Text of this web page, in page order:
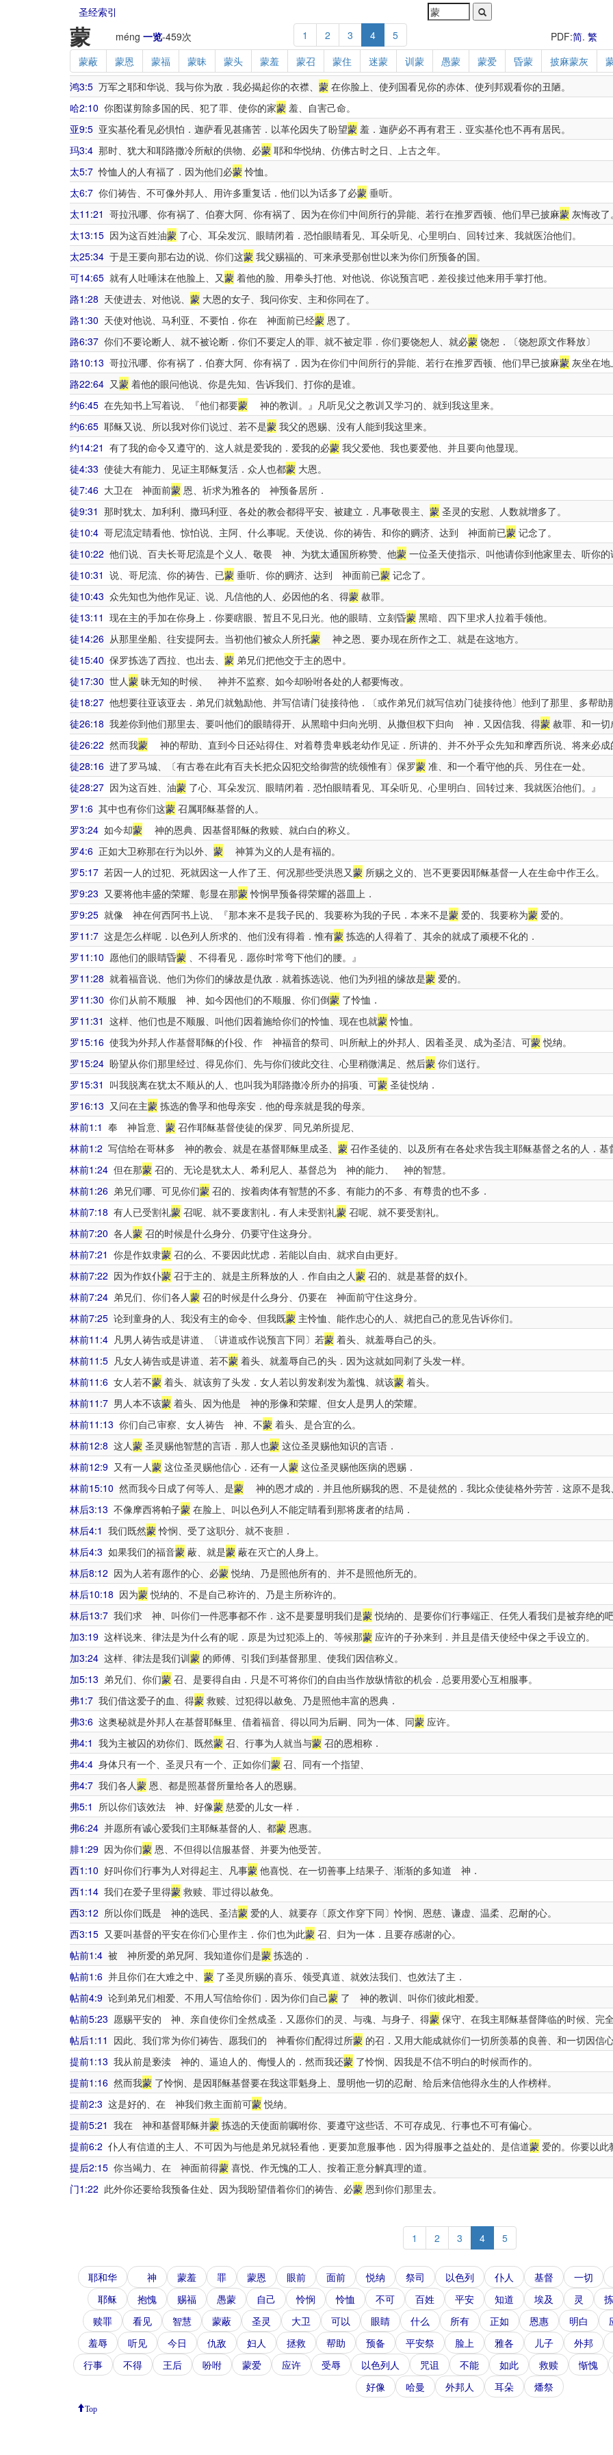
圣经索引
蒙 méng 一览-459次 1 2 3 4 5 PDF:简. 繁
蒙蔽
蒙恩 蒙福 蒙昧 蒙头 蒙羞 蒙召 蒙住 迷蒙 训蒙 愚蒙 蒙爱 昏蒙 披麻蒙灰
鸿3:5 万军之耶和华说、我与你为敌．我必揭起你的衣襟、 蒙 在你脸上、使列国看见你的赤体、使列邦观看你的丑陋。
哈2:10 你图谋剪除多国的民、犯了罪、使你的家蒙 羞、自害己命。
亚9:5 亚实基伦看见必惧怕．迦萨看见甚痛苦．以革伦因失了盼望蒙 羞．迦萨必不再有君王．亚实基伦也不再有居民。
玛3:4 那时、犹大和耶路撒冷所献的供物、必蒙 耶和华悦纳、仿佛古时之日、上古之年。
太5:7 怜恤人的人有福了．因为他们必蒙怜恤。
太6:7 你们祷告、不可像外邦人、用许多重复话．他们以为话多了必蒙 垂听。
太11:21 哥拉汛哪、你有祸了、伯赛大阿、你有祸了、因为在你们中间所行的异能、若行在推罗西顿、他们早已披麻蒙 灰悔改了
太13:15 因为这百姓油蒙 了心、耳朵发沉、眼睛闭着．恐怕眼睛看见、耳朵听见、心里明白、回转过来、我就医治他们。
太25:34 于是王要向那右边的说、你们这蒙 我父赐福的、可来承受那创世以来为你们所预备的国。
可14:65 就有人吐唾沫在他脸上、又蒙 着他的脸、用拳头打他、对他说、你说预言吧．差役接过他来用手掌打他。
路1:28 天使进去、对他说、 蒙 大恩的女子、我问你安、主和你同在了。
路1:30 天使对他说、马利亚、不要怕．你在 神面前已经蒙 恩了。
路6:37 你们不要论断人、就不被论断．你们不要定人的罪、就不被定罪．你们要饶恕人、就必蒙 饶恕．〔饶恕原文作释放〕
路10:13 哥拉汛哪、你有祸了．伯赛大阿、你有祸了．因为在你们中间所行的异能、若行在推罗西顿、他们早已披麻蒙 灰坐在
路22:64 又蒙 着他的眼问他说、你是先知、告诉我们、打你的是谁。
约6:45 在先知书上写着说、『他们都要蒙 神的教训。』凡听见父之教训又学习的、就到我这里来。
约6:65 耶稣又说、所以我对你们说过、若不是蒙 我父的恩赐、没有人能到我这里来。
约14:21 有了我的命令又遵守的、这人就是爱我的．爱我的必蒙 我父爱他、我也要爱他、并且要向他显现。
徒4:33 使徒大有能力、见证主耶稣复活．众人也都蒙 大恩。
徒7:46 大卫在 神面前蒙 恩、祈求为雅各的 神预备居所．
徒9:31 那时犹太、加利利、撒玛利亚、各处的教会都得平安、被建立．凡事敬畏主、 蒙 圣灵的安慰、人数就增多了。
徒10:4 哥尼流定睛看他、惊怕说、主阿、什么事呢。天使说、你的祷告、和你的赒济、达到 神面前已蒙 记念了。
徒10:22 他们说、百夫长哥尼流是个义人、敬畏 神、为犹太通国所称赞、他蒙 一位圣天使指示、叫他请你到他家里去、听你的
徒10:31 说、哥尼流、你的祷告、已蒙 垂听、你的赒济、达到 神面前已蒙 记念了。
徒10:43 众先知也为他作见证、说、凡信他的人、必因他的名、得蒙 赦罪。
徒13:11 现在主的手加在你身上．你要瞎眼、暂且不见日光。他的眼睛、立刻昏蒙 黑暗、四下里求人拉着手领他。
徒14:26 从那里坐船、往安提阿去。当初他们被众人所托蒙 神之恩、要办现在所作之工、就是在这地方。
徒15:40 保罗拣选了西拉、也出去、 蒙 弟兄们把他交于主的恩中。
徒17:30 世人蒙 昧无知的时候、 神并不监察、如今却吩咐各处的人都要悔改。
徒18:27 他想要往亚该亚去．弟兄们就勉励他、并写信请门徒接待他．〔或作弟兄们就写信劝门徒接待他〕他到了那里、多帮助
徒26:18 我差你到他们那里去、要叫他们的眼睛得开、从黑暗中归向光明、从撒但权下归向 神．又因信我、得蒙 赦罪、和一
徒26:22 然而我蒙 神的帮助、直到今日还站得住、对着尊贵卑贱老幼作见证．所讲的、并不外乎众先知和摩西所说、将来必成
徒28:16 进了罗马城、〔有古卷在此有百夫长把众囚犯交给御营的统领惟有〕保罗蒙 准、和一个看守他的兵、另住在一处。
徒28:27 因为这百姓、油蒙 了心、耳朵发沉、眼睛闭着．恐怕眼睛看见、耳朵听见、心里明白、回转过来、我就医治他们。』
罗1:6 其中也有你们这蒙 召属耶稣基督的人。
罗3:24 如今却蒙 神的恩典、因基督耶稣的救赎、就白白的称义。
罗4:6 正如大卫称那在行为以外、 蒙 神算为义的人是有福的。
罗5:17 若因一人的过犯、死就因这一人作了王、何况那些受洪恩又蒙 所赐之义的、岂不更要因耶稣基督一人在生命中作王么。
罗9:23 又要将他丰盛的荣耀、彰显在那蒙怜悯早预备得荣耀的器皿上．
罗9:25 就像 神在何西阿书上说、『那本来不是我子民的、我要称为我的子民．本来不是蒙 爱的、我要称为蒙 爱的。
罗11:7 这是怎么样呢．以色列人所求的、他们没有得着．惟有蒙 拣选的人得着了、其余的就成了顽梗不化的．
罗11:10 愿他们的眼睛昏蒙 、不得看见．愿你时常弯下他们的腰。』
罗11:28 就着福音说、他们为你们的缘故是仇敌．就着拣选说、他们为列祖的缘故是蒙 爱的。
罗11:30 你们从前不顺服 神、如今因他们的不顺服、你们倒蒙 了怜恤．
罗11:31 这样、他们也是不顺服、叫他们因着施给你们的怜恤、现在也就蒙怜恤。
罗15:16 使我为外邦人作基督耶稣的仆役、作 神福音的祭司、叫所献上的外邦人、因着圣灵、成为圣洁、可蒙悦纳。
罗15:24 盼望从你们那里经过、得见你们、先与你们彼此交往、心里稍微满足、然后蒙 你们送行。
罗15:31 叫我脱离在犹太不顺从的人、也叫我为耶路撒冷所办的捐项、可蒙 圣徒悦纳．
罗16:13 又问在主蒙 拣选的鲁孚和他母亲安．他的母亲就是我的母亲。
林前1:1 奉 神旨意、 蒙 召作耶稣基督使徒的保罗、同兄弟所提尼、
林前1:2 写信给在哥林多 神的教会、就是在基督耶稣里成圣、 蒙 召作圣徒的、以及所有在各处求告我主耶稣基督之名的人．
林前1:24 但在那蒙 召的、无论是犹太人、希利尼人、基督总为 神的能力、 神的智慧。
林前1:26 弟兄们哪、可见你们蒙 召的、按着肉体有智慧的不多、有能力的不多、有尊贵的也不多．
林前7:18 有人已受割礼蒙 召呢、就不要废割礼．有人未受割礼蒙 召呢、就不要受割礼。
林前7:20 各人蒙 召的时候是什么身分、仍要守住这身分。
林前7:21 你是作奴隶蒙 召的么、不要因此忧虑．若能以自由、就求自由更好。
林前7:22 因为作奴仆蒙 召于主的、就是主所释放的人．作自由之人蒙 召的、就是基督的奴仆。
林前7:24 弟兄们、你们各人蒙 召的时候是什么身分、仍要在 神面前守住这身分。
林前7:25 论到童身的人、我没有主的命令、但我既蒙 主怜恤、能作忠心的人、就把自己的意见告诉你们。
林前11:4 凡男人祷告或是讲道、〔讲道或作说预言下同〕若蒙 着头、就羞辱自己的头。
林前11:5 凡女人祷告或是讲道、若不蒙 着头、就羞辱自己的头．因为这就如同剃了头发一样。
林前11:6 女人若不蒙 着头、就该剪了头发．女人若以剪发剃发为羞愧、就该蒙 着头。
林前11:7 男人本不该蒙 着头、因为他是 神的形像和荣耀、但女人是男人的荣耀。
林前11:13 你们自己审察、女人祷告 神、不蒙 着头、是合宜的么。
林前12:8 这人蒙 圣灵赐他智慧的言语．那人也蒙 这位圣灵赐他知识的言语．
林前12:9 又有一人蒙 这位圣灵赐他信心．还有一人蒙 这位圣灵赐他医病的恩赐．
林前15:10 然而我今日成了何等人、是蒙 神的恩才成的．并且他所赐我的恩、不是徒然的．我比众使徒格外劳苦．这原不是
林后3:13 不像摩西将帕子蒙 在脸上、叫以色列人不能定睛看到那将废者的结局．
林后4:1 我们既然蒙怜悯、受了这职分、就不丧胆．
林后4:3 如果我们的福音蒙 蔽、就是蒙 蔽在灭亡的人身上。
林后8:12 因为人若有愿作的心、必蒙悦纳、乃是照他所有的、并不是照他所无的。
林后10:18 因为蒙悦纳的、不是自己称许的、乃是主所称许的。
林后13:7 我们求 神、叫你们一件恶事都不作．这不是要显明我们是蒙悦纳的、是要你们行事端正、任凭人看我们是被弃绝的
加3:19 这样说来、律法是为什么有的呢．原是为过犯添上的、等候那蒙 应许的子孙来到．并且是借天使经中保之手设立的。
加3:24 这样、律法是我们训蒙 的师傅、引我们到基督那里、使我们因信称义。
加5:13 弟兄们、你们蒙 召、是要得自由．只是不可将你们的自由当作放纵情欲的机会．总要用爱心互相服事。
弗1:7 我们借这爱子的血、得蒙 救赎、过犯得以赦免、乃是照他丰富的恩典．
弗3:6 这奥秘就是外邦人在基督耶稣里、借着福音、得以同为后嗣、同为一体、同蒙 应许。
弗4:1 我为主被囚的劝你们、既然蒙 召、行事为人就当与蒙 召的恩相称．
弗4:4 身体只有一个、圣灵只有一个、正如你们蒙 召、同有一个指望、
弗4:7 我们各人蒙 恩、都是照基督所量给各人的恩赐。
弗5:1 所以你们该效法 神、好像蒙 慈爱的儿女一样．
弗6:24 并愿所有诚心爱我们主耶稣基督的人、都蒙 恩惠。
腓1:29 因为你们蒙 恩、不但得以信服基督、并要为他受苦。
西1:10 好叫你们行事为人对得起主、凡事蒙 他喜悦、在一切善事上结果子、渐渐的多知道 神．
西1:14 我们在爱子里得蒙 救赎、罪过得以赦免。
西3:12 所以你们既是 神的选民、圣洁蒙 爱的人、就要存〔原文作穿下同〕怜悯、恩慈、谦虚、温柔、忍耐的心。
西3:15 又要叫基督的平安在你们心里作主．你们也为此蒙 召、归为一体．且要存感谢的心。
帖前1:4 被 神所爱的弟兄阿、我知道你们是蒙 拣选的．
帖前1:6 并且你们在大难之中、 蒙 了圣灵所赐的喜乐、领受真道、就效法我们、也效法了主．
帖前4:9 论到弟兄们相爱、不用人写信给你们．因为你们自己蒙 了 神的教训、叫你们彼此相爱。
帖前5:23 愿赐平安的 神、亲自使你们全然成圣．又愿你们的灵、与魂、与身子、得蒙 保守、在我主耶稣基督降临的时候、完
帖后1:11 因此、我们常为你们祷告、愿我们的 神看你们配得过所蒙 的召．又用大能成就你们一切所羡慕的良善、和一切因信
提前1:13 我从前是亵渎 神的、逼迫人的、侮慢人的．然而我还蒙 了怜悯、因我是不信不明白的时候而作的。
提前1:16 然而我蒙 了怜悯、是因耶稣基督要在我这罪魁身上、显明他一切的忍耐、给后来信他得永生的人作榜样。
提前2:3 这是好的、在 神我们救主面前可蒙悦纳。
提前5:21 我在 神和基督耶稣并蒙 拣选的天使面前嘱咐你、要遵守这些话、不可存成见、行事也不可有偏心。
提前6:2 仆人有信道的主人、不可因为与他是弟兄就轻看他．更要加意服事他．因为得服事之益处的、是信道蒙 爱的。你要以此
提后2:15 你当竭力、在 神面前得蒙 喜悦、作无愧的工人、按着正意分解真理的道。
门1:22 此外你还要给我预备住处、因为我盼望借着你们的祷告、必蒙 恩到你们那里去。
1 2 3 4 5
耶和华 神 蒙羞 罪 蒙恩 眼前 面前 悦纳 祭司 以色列 仆人 基督
一切
耶稣
抱愧 赐福 愚蒙 自己 怜悯 怜恤 不可 百姓 平安 知道 埃及 灵
赎罪
看见 智慧 蒙蔽 圣灵 大卫 可以 眼睛 什么 所有 正如 恩惠 明白
羞辱
听见 今日 仇敌 妇人 拯救 帮助 预备 平安祭 脸上 雅各 儿子
外邦
行事
不得 王后 吩咐 蒙爱 应许 受辱 以色列人 咒诅 不能 如此 救赎
惭愧
好像
哈曼 外邦人 耳朵 燔祭
Top